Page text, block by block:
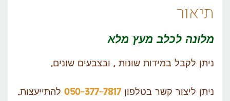
תיאור
מלונה לכלבמעץ מלא
ניתן לקבל במידות שונות , ובצבעים שונים.
ניתן ליצור קשר בטלפון 050-377-7817 להתייעצות.